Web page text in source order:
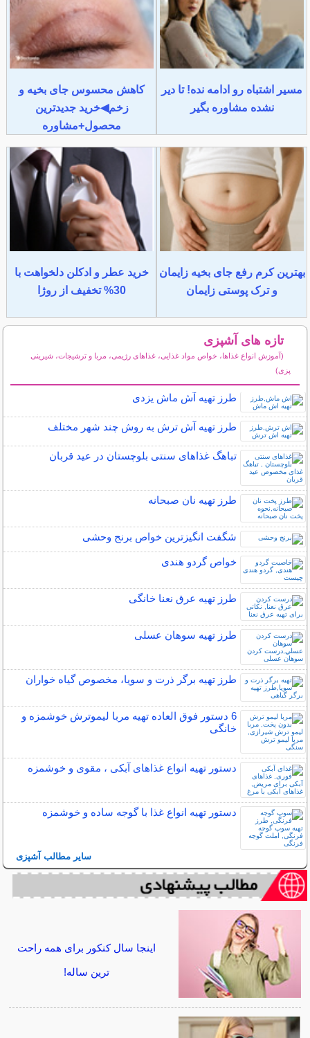
مسیر اشتباه رو ادامه نده! تا دیر
نشده مشاوره بگیر
کاهش محسوس جای بخیه و
زخم◀خرید جدیدترین
محصول+مشاوره
بهترین کرم رفع جای بخیه زایمان
و ترک پوستی زایمان
خرید عطر و ادکلن دلخواهت با
30% تخفیف از روژا
تازه های آشپزی
(آموزش انواع غذاها، خواص مواد غذایی، غذاهای رژیمی، مربا و ترشیجات، شیرینی
پزی)
طرز تهیه آش ماش یزدی
طرز تهیه آش ترش به روش چند شهر مختلف
تباهگ غذاهای سنتی بلوچستان در عید قربان
طرز تهیه نان صبحانه
شگفت انگیزترین خواص برنج وحشی
خواص گردو هندی
طرز تهیه عرق نعنا خانگی
طرز تهیه سوهان عسلی
طرز تهیه برگر ذرت و سویا، مخصوص گیاه خواران
6 دستور فوق العاده تهیه مربا لیموترش خوشمزه و
خانگی
دستور تهیه انواع غذاهای آبکی ، مقوی و خوشمزه
دستور تهیه انواع غذا با گوجه ساده و خوشمزه
سایر مطالب آشپزی
اینجا سال کنکور برای همه راحت
ترین ساله!